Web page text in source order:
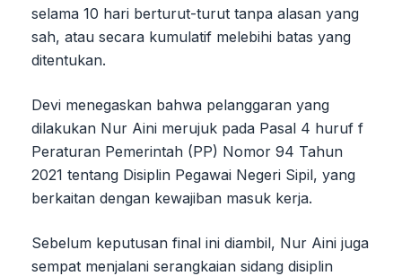
selama 10 hari berturut-turut tanpa alasan yang
sah, atau secara kumulatif melebihi batas yang
ditentukan.
Devi menegaskan bahwa pelanggaran yang
dilakukan Nur Aini merujuk pada Pasal 4 huruf f
Peraturan Pemerintah (PP) Nomor 94 Tahun
2021 tentang Disiplin Pegawai Negeri Sipil, yang
berkaitan dengan kewajiban masuk kerja.
Sebelum keputusan final ini diambil, Nur Aini juga
sempat menjalani serangkaian sidang disiplin